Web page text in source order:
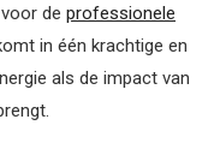
de professionele
in één krachtige en
als de impact van